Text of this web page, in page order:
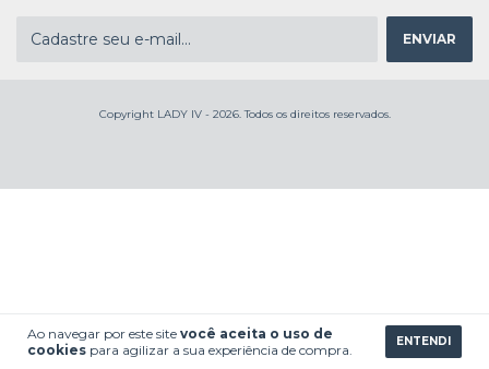
Ao navegar por este site você aceita o uso de
cookies para agilizar a sua experiência de compra.
ENTENDI
Copyright LADY IV - 2026. Todos os direitos reservados.